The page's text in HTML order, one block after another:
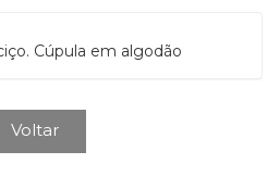
Cúpula em algodão
Voltar